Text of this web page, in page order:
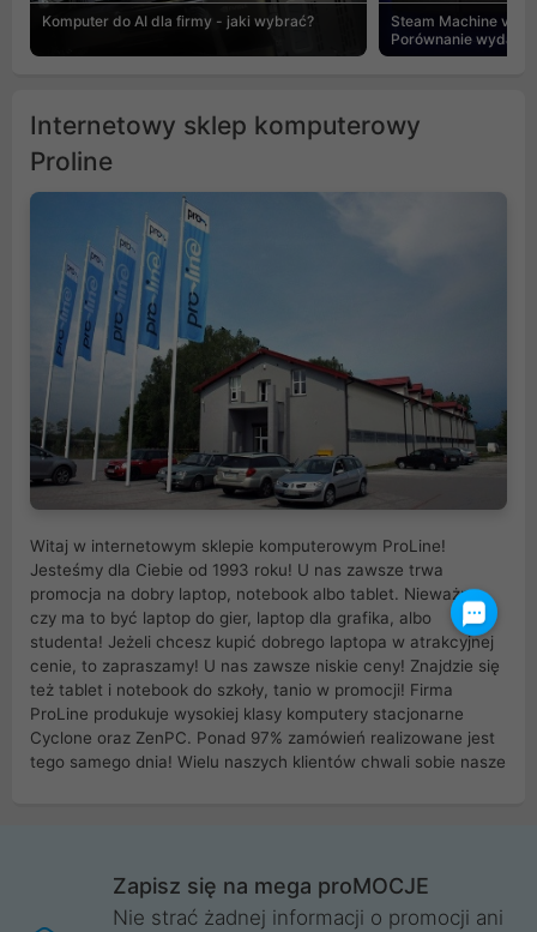
Komputer do AI dla firmy - jaki wybrać?
Steam Machine vs
Porównanie
Internetowy sklep komputerowy
Proline
Witaj w internetowym sklepie komputerowym ProLine!
Jesteśmy dla Ciebie od 1993 roku! U nas zawsze trwa
promocja na dobry laptop, notebook albo tablet. Nieważne
czy ma to być laptop do gier, laptop dla grafika, albo
studenta! Jeżeli chcesz kupić dobrego laptopa w atrakcyjnej
cenie, to zapraszamy! U nas zawsze niskie ceny! Znajdzie się
też tablet i notebook do szkoły, tanio w promocji! Firma
ProLine produkuje wysokiej klasy komputery stacjonarne
Cyclone oraz ZenPC. Ponad 97% zamówień realizowane jest
tego samego dnia! Wielu naszych klientów chwali sobie nasze
Wrocław, Poznań, Legnica, Katowice, Gliwice, Kalisz, Bytom,
Trzebnica, Opole. Szybka i profesjonalna obsługa!
Zapisz się na mega proMOCJE
Nie strać żadnej informacji o promocji ani